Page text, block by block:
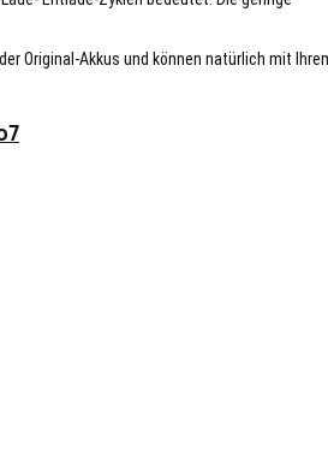
Original-Akkus und können natürlich mit